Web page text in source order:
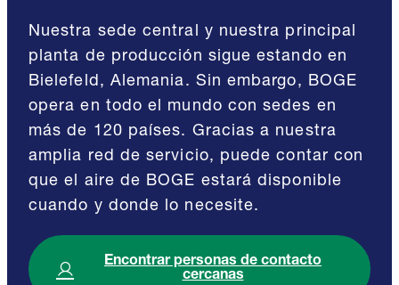
Nuestra sede central y nuestra principal
planta de producción sigue estando en
Bielefeld, Alemania. Sin embargo, BOGE
opera en todo el mundo con sedes en
más de 120 países. Gracias a nuestra
amplia red de servicio, puede contar con
que el aire de BOGE estará disponible
cuando y donde lo necesite.
Encontrar personas de contacto
cercanas